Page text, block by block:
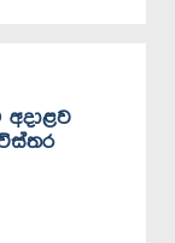
අදාළව